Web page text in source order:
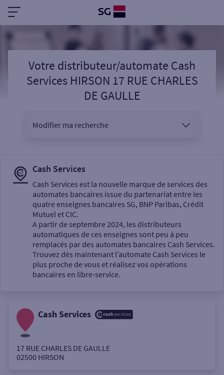
Votre distributeur/automate Cash
Services HIRSON 17 RUE CHARLES
DE GAULLE
Modifier ma recherche
Sélectionnez votre recherche
Un service
Autour de moi
Cash Services
Cash Services est la nouvelle marque de services des
automates bancaires issue du partenariat entre les
quatre enseignes bancaires SG, BNP Paribas, Crédit
Mutuel et CIC.
A partir de septembre 2024, les distributeurs
automatiques de ces enseignes sont peu à peu
remplacés par des automates bancaires Cash Services.
Trouvez dès maintenant l’automate Cash Services le
plus proche de vous et réalisez vos opérations
bancaires en libre-service.
Cash Services
17 RUE CHARLES DE GAULLE
02500 HIRSON